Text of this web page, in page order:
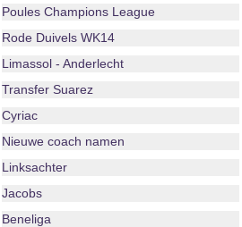
Poules Champions League
Rode Duivels WK14
Limassol - Anderlecht
Transfer Suarez
Cyriac
Nieuwe coach namen
Linksachter
Jacobs
Beneliga